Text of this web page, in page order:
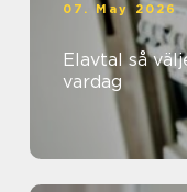
07. May 2026
Elavtal så väljer du rätt avtal för din
vardag